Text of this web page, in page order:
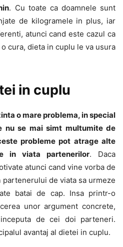
. Cu toate ca doamnele sunt
de kilogramele in plus, iar
atunci cand este cazul ca
cura, dieta in cuplu le va usura
in cuplu
o mare problema, in special
nu se mai simt multumite de
probleme pot atrage alte
in viata partenerilor. Daca
atunci cand vine vorba de
de viata sa urmeze
batai de cap. Insa printr-o
unor argument concrete,
de cei doi parteneri.
avantaj al dietei in cuplu.